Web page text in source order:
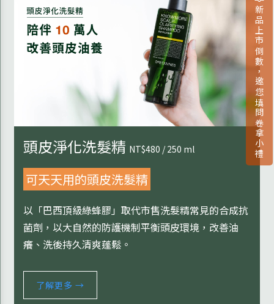
頭皮淨化洗髮精 NT$480 / 250 ml
可天天用的頭皮洗髮精
以「巴西頂級綠蜂膠」取代市售洗髮精常見的合成抗
菌劑，以大自然的防護機制平衡頭皮環境，改善油
癢、洗後持久清爽蓬鬆。
了解更多 →
新品上市倒數，邀您填問卷拿小禮